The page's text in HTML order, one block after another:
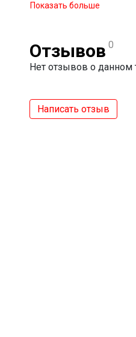
Показать больше
Отзывов 0
Нет отзывов о данном
Написать отзыв